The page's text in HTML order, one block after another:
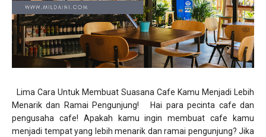
Lima Cara Untuk Membuat Suasana Cafe Kamu Menjadi Lebih
Menarik dan Ramai Pengunjung! Hai para pecinta cafe dan
pengusaha cafe! Apakah kamu ingin membuat cafe kamu
menjadi tempat yang lebih menarik dan ramai pengunjung? Jika